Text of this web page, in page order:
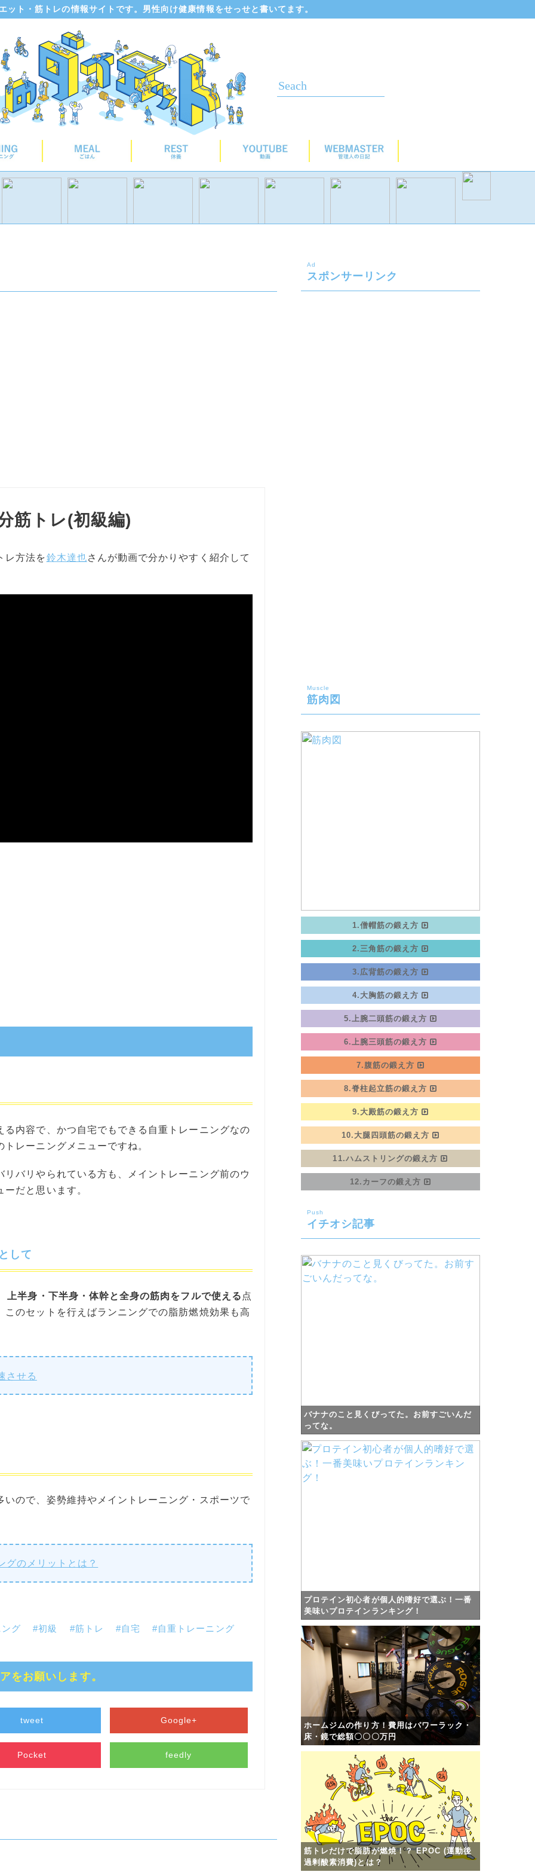
ット・筋トレの情報サイトです。男性向け健康情報をせっせと書いてます。
筋トレ(初級編)
レ方法を鈴木達也さんが動画で分かりやすく紹介して
内容で、かつ自宅でもできる自重トレーニングなの
レーニングメニューですね。
バリやられている方も、メイントレーニング前のウ
だと思います。
して
上半身・下半身・体幹と全身の筋肉をフルで使える 点
のセットを行えばランニングでの脂肪燃焼効果も高
させる
ので、姿勢維持やメイントレーニング・スポーツで
グのメリットとは？
グ #初級 #筋トレ #自宅 #自重トレーニング
をお願いします。
tweet Google+
Pocket feedly
Ad
スポンサーリンク
Muscle
筋肉図
1.僧帽筋の鍛え方
2.三角筋の鍛え方
3.広背筋の鍛え方
4.大胸筋の鍛え方
5.上腕二頭筋の鍛え方
6.上腕三頭筋の鍛え方
7.腹筋の鍛え方
8.脊柱起立筋の鍛え方
9.大殿筋の鍛え方
10.大腿四頭筋の鍛え方
11.ハムストリングの鍛え方
12.カーフの鍛え方
Push
イチオシ記事
バナナのこと見くびってた。お前すごいんだ
ってな。
プロテイン初心者が個人的嗜好で選ぶ！一番
美味いプロテインランキング！
ホームジムの作り方！費用はパワーラック・
床・鏡で総額〇〇〇万円
筋トレだけで脂肪が燃焼！？ EPOC (運動後
過剰酸素消費)とは？